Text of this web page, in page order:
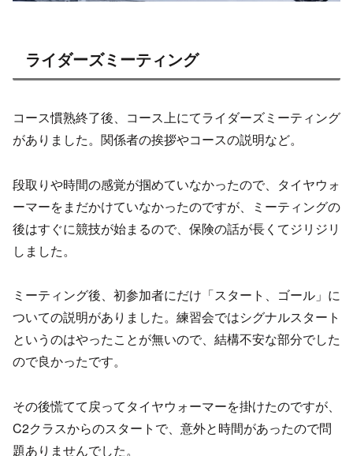
ライダーズミーティング
コース慣熟終了後、コース上にてライダーズミーティング
がありました。関係者の挨拶やコースの説明など。
段取りや時間の感覚が掴めていなかったので、タイヤウォ
ーマーをまだかけていなかったのですが、ミーティングの
後はすぐに競技が始まるので、保険の話が長くてジリジリ
しました。
ミーティング後、初参加者にだけ「スタート、ゴール」に
ついての説明がありました。練習会ではシグナルスタート
というのはやったことが無いので、結構不安な部分でした
ので良かったです。
その後慌てて戻ってタイヤウォーマーを掛けたのですが、
C2クラスからのスタートで、意外と時間があったので問
題ありませんでした。